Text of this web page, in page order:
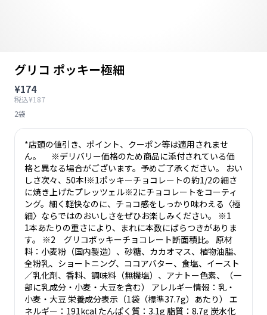
グリコ ポッキー極細
¥174
税込¥187
2袋
*店頭の値引き、ポイント、クーポン等は適用されませ
ん。 ※デリバリー価格のため商品に添付されている価
格と異なる場合がございます。予めご了承ください。 おい
しさ次々、50本!※1ポッキーチョコレートの約1/2の細さ
に焼き上げたプレッツェル※2にチョコレートをコーティ
ング。細く軽快なのに、チョコ感をしっかり味わえる〈極
細〉ならではのおいしさをぜひお楽しみください。 ※1
1本あたりの重さにより、まれに本数にばらつきがありま
す。 ※2 グリコポッキーチョコレート断面積比。 原材
料：小麦粉（国内製造）、砂糖、カカオマス、植物油脂、
全粉乳、ショートニング、ココアバター、食塩、イースト
／乳化剤、香料、調味料（無機塩）、アナトー色素、（一
部に乳成分・小麦・大豆を含む） アレルギー情報：乳・
小麦・大豆 栄養成分表示（1袋（標準37.7g）あたり） エ
ネルギー：191kcal たんぱく質：3.1g 脂質：8.7g 炭水化